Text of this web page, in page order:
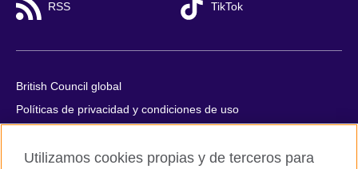
RSS TikTok
British Council global
Políticas de privacidad y condiciones de uso
Cookies
Utilizamos cookies propias y de terceros para